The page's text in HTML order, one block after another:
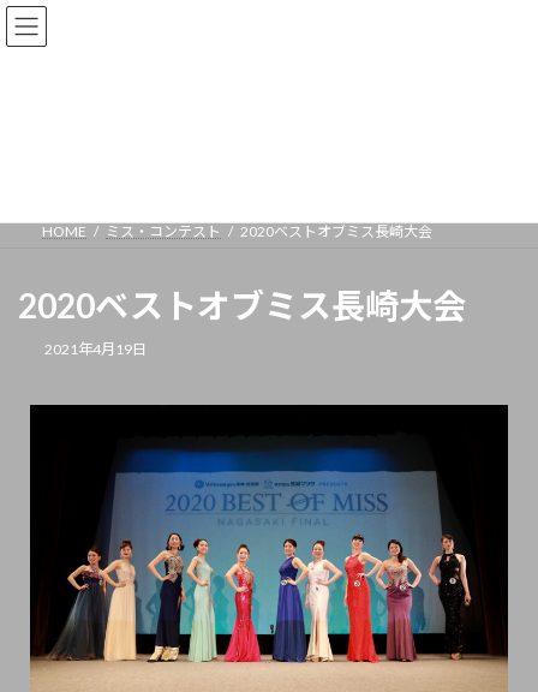
HOME ミス・コンテスト 2020ベストオブミス長崎大会
2020ベストオブミス長崎大会
2021年4月19日